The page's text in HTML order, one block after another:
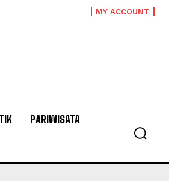
MY ACCOUNT
PARIWISATA